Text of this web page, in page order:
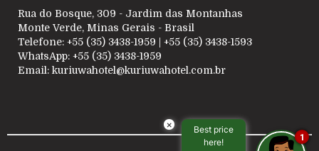
Rua do Bosque, 309 - Jardim das Montanhas
Monte Verde, Minas Gerais - Brasil
Telefone: +55 (35) 3438-1959 | +55 (35) 3438-1593
WhatsApp: +55 (35) 3438-1959
Email: kuriuwahotel@kuriuwahotel.com.br
×
Best price
here!
1